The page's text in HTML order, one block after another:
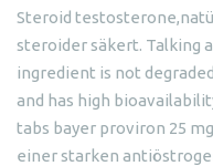
Steroid
steroider säkert. Talking
ingredient is not
and has high
tabs bayer proviron 25
einer starken